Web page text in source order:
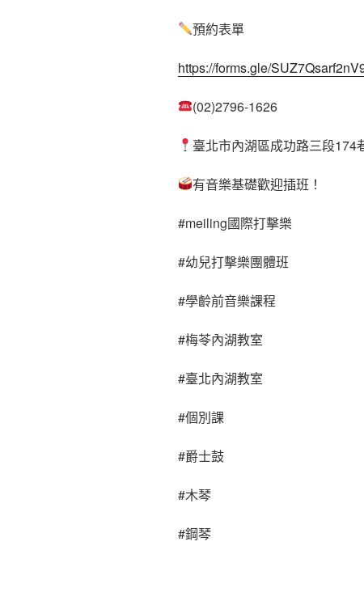
預約表單
https://forms.gle/
(02)2796-1626
臺北市內湖區成功路三段174
有音樂基礎歡迎插班！
#meiling國際打擊樂
#幼兒打擊樂團體班
#學齡前音樂課程
#梅苓內湖教室
#臺北內湖教室
#個別課
#爵士鼓
#木琴
#鋼琴